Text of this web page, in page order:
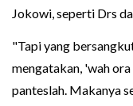
Jokowi, seperti Drs
"Tapi yang
mengatakan, 'wah
panteslah. Makanya